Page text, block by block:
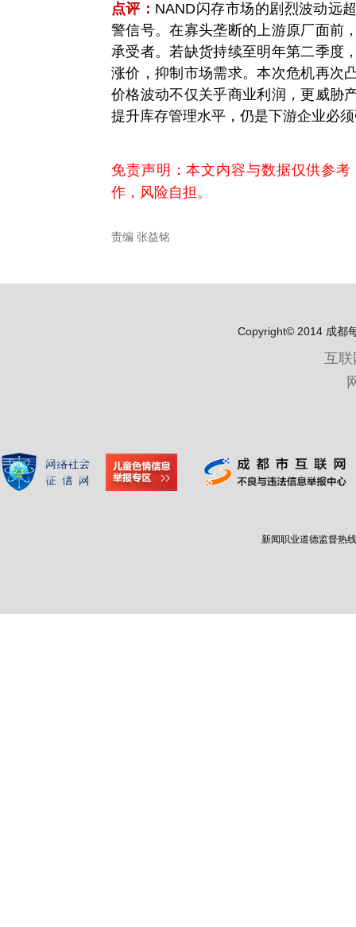
点评： NAND闪存市场的剧烈波动远
警信号。在寡头垄断的上游原厂面前
承受者。若缺货持续至明年第二季度
涨价，抑制市场需求。本次危机再次
价格波动不仅关乎商业利润，更威胁
提升库存管理水平，仍是下游企业必
免责声明：本文内容与数据仅供参
作，风险自担。
责编 张益铭
Copyright© 2014 成都
互
新闻职业道德监督热